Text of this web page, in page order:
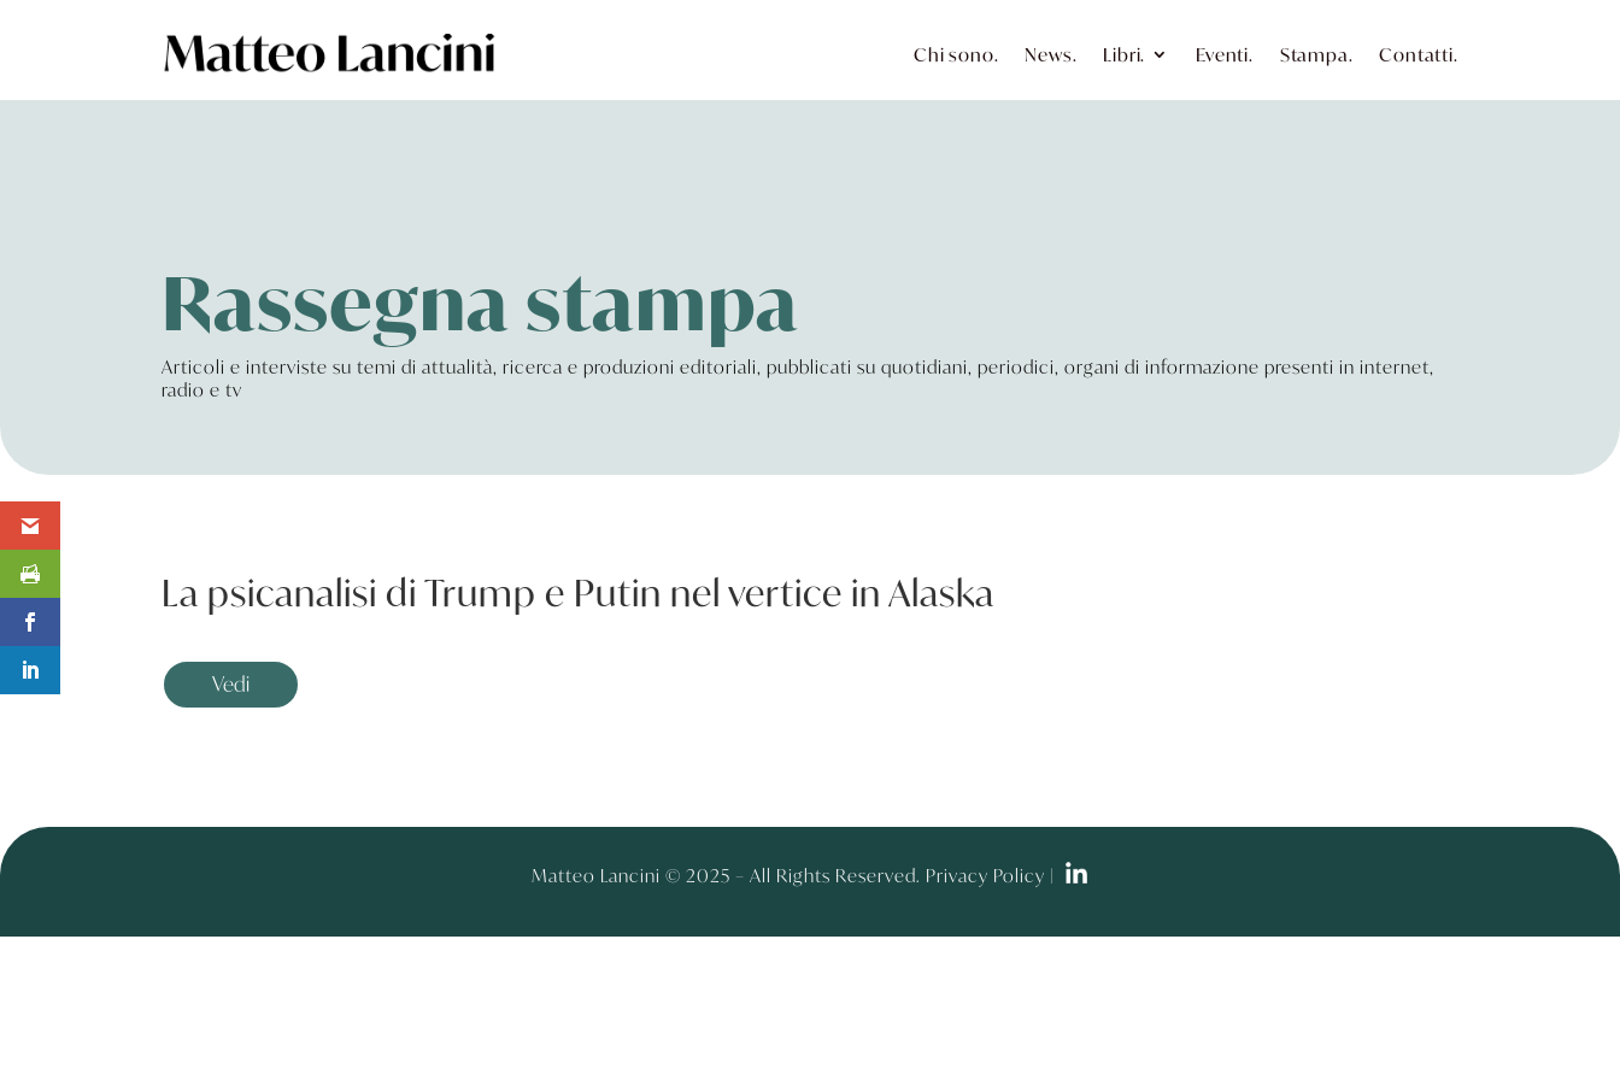
Chi sono. News. Libri. Eventi. Stampa. Contatti.
Rassegna stampa
Articoli e interviste su temi di attualità, ricerca e produzioni editoriali, pubblicati su quotidiani, periodici, organi di informazione presenti in internet,
radio e tv
La psicanalisi di Trump e Putin nel vertice in Alaska
Vedi
Matteo Lancini © 2025 – All Rights Reserved. Privacy Policy |